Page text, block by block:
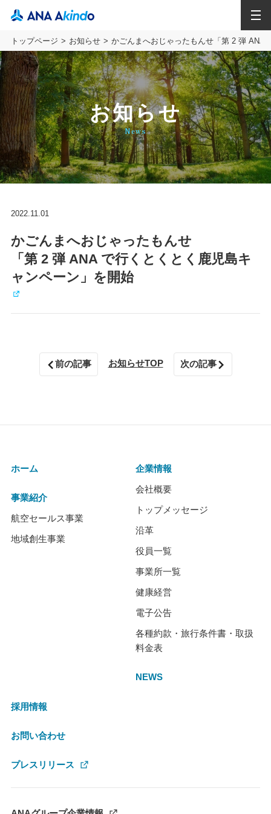
トップページ お知らせ かごんまへおじゃったもんせ「第 2 弾 ANA
お知らせ
News
2022.11.01
かごんまへおじゃったもんせ
「第 2 弾 ANA で行くとくとく鹿児島キ
ャンペーン」を開始
前の記事 お知らせTOP 次の記事
ホーム
事業紹介
航空セールス事業
地域創生事業
企業情報
会社概要
トップメッセージ
沿革
役員一覧
事業所一覧
健康経営
電子公告
各種約款・旅行条件書・取扱
料金表
NEWS
採用情報
お問い合わせ
プレスリリース